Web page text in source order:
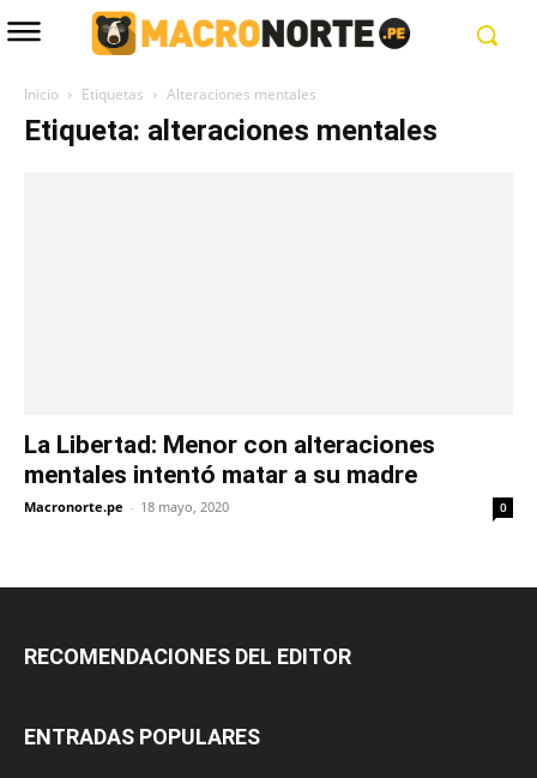
Inicio Etiquetas Alteraciones mentales
Etiqueta: alteraciones mentales
La Libertad: Menor con alteraciones
mentales intentó matar a su madre
Macronorte.pe - 18 mayo, 2020 0
RECOMENDACIONES DEL EDITOR
ENTRADAS POPULARES